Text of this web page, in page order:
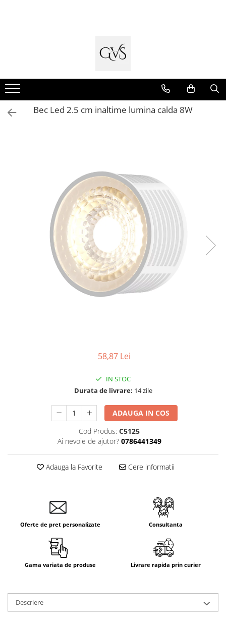
Conductori - Fy - Myf
Cabluri tip Cordon (MYYM)
Cabluri tip CYY-F
Cabluri Alarmă - Incendiu
Tablouri si Sigurante
Tablouri Organizare
Cutii Sigurante
Sigurante Automate
Jgheaburi Metalice Perforate
Intrerupatoare Touch / Standard
Italian
Întrerupătoare Mecanice
Prize Schuko - TV / Date / Media
Prize + Intrerupatoare
Prize si Intrerupatoare
Bec Led 2.5 cm inaltime lumina calda 8W
58,87 Lei
IN STOC
Durata de livrare: 14 zile
ADAUGA IN COS
Cod Produs: C5125
Ai nevoie de ajutor? 0786441349
Adauga la Favorite Cere informatii
Oferte de pret personalizate Consultanta
Gama variata de produse Livrare rapida prin curier
Descriere